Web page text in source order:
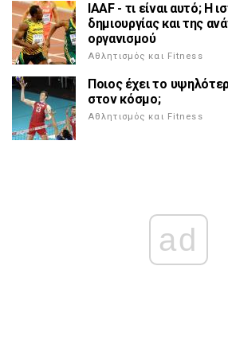
IAAF - τι είναι αυτό; Η
δημιουργίας και της
οργανισμού
Αθλητισμός και Fitness
Ποιος έχει το
στον κόσμο;
Αθλητισμός και Fitness
ad